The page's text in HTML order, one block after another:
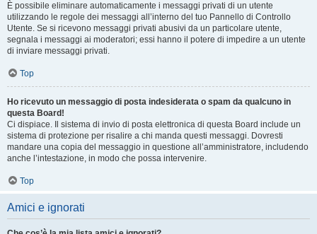
È possibile eliminare automaticamente i messaggi privati ​​di un utente
utilizzando le regole dei messaggi all’interno del tuo Pannello di Controllo
Utente. Se si ricevono messaggi privati ​​abusivi da un particolare utente,
segnala i messaggi ai moderatori; essi hanno il potere di impedire a un utente
di inviare messaggi privati​​.
Top
Ho ricevuto un messaggio di posta indesiderata o spam da qualcuno in
questa Board!
Ci dispiace. Il sistema di invio di posta elettronica di questa Board include un
sistema di protezione per risalire a chi manda questi messaggi. Dovresti
mandare una copia del messaggio in questione all’amministratore, includendo
anche l’intestazione, in modo che possa intervenire.
Top
Amici e ignorati